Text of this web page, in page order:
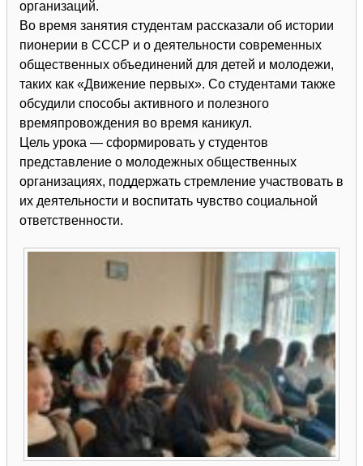
организаций.
Во время занятия студентам рассказали об истории
пионерии в СССР и о деятельности современных
общественных объединений для детей и молодежи,
таких как «Движение первых». Со студентами также
обсудили способы активного и полезного
времяпровождения во время каникул.
Цель урока — сформировать у студентов
представление о молодежных общественных
организациях, поддержать стремление участвовать в
их деятельности и воспитать чувство социальной
ответственности.